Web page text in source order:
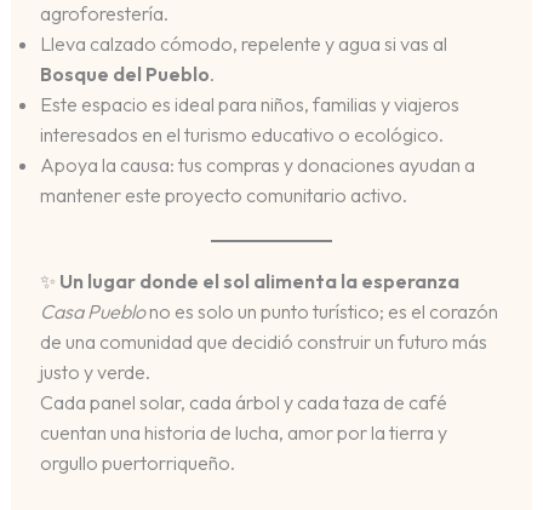
agroforestería.
Lleva calzado cómodo, repelente y agua si vas al
Bosque del Pueblo.
Este espacio es ideal para niños, familias y viajeros
interesados en el turismo educativo o ecológico.
Apoya la causa: tus compras y donaciones ayudan a
mantener este proyecto comunitario activo.
✨ Un lugar donde el sol alimenta la esperanza
Casa Pueblono es solo un punto turístico; es el corazón
de una comunidad que decidió construir un futuro más
justo y verde.
Cada panel solar, cada árbol y cada taza de café
cuentan una historia de lucha, amor por la tierra y
orgullo puertorriqueño.